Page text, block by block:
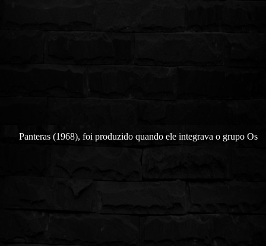
Panteras (1968), foi produzido quando ele integrava o grupo Os